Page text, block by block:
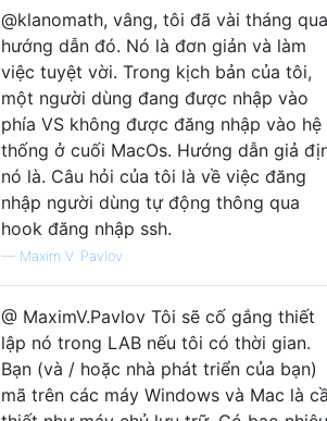
@klanomath, vâng, tôi đã vài tháng qua
hướng dẫn đó. Nó là đơn giản và làm
việc tuyệt vời. Trong kịch bản của tôi,
một người dùng đang được nhập vào
phía VS không được đăng nhập vào hệ
thống ở cuối MacOs. Hướng dẫn giả
nó là. Câu hỏi của tôi là về việc đăng
nhập người dùng tự động thông qua
hook đăng nhập ssh.
— Maxim V. Pavlov
@ MaximV.Pavlov Tôi sẽ cố gắng thiết
lập nó trong LAB nếu tôi có thời gian.
Bạn (và / hoặc nhà phát triển của bạn)
mã trên các máy Windows và Mac là